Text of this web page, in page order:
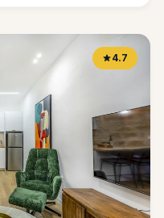
4.7